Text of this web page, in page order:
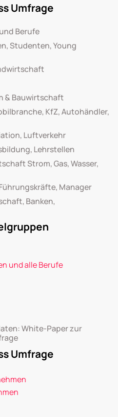
Umfrage
Berufe
Studenten, Young
& Bauwirtschaft
KfZ, Autohändler,
Luftverkehr
Lehrstellen
Strom, Gas, Wasser,
Manager
Banken,
und alle Berufe
White-Paper zur
Umfrage